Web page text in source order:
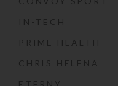
IN-TECH
PRIME HEALTH
CHRIS HELENA